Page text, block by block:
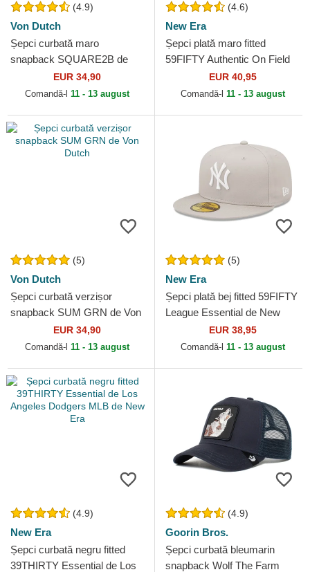
(4.9)
Von Dutch
Șepci curbată maro
snapback SQUARE2B de
Von DutchEUR 34,90
Comandă-l 11 - 13 august
(4.6)
New Era
Șepci plată maro fitted
59FIFTY Authentic On Field
de San Diego Padres MLB de
New Era
EUR 40,95
Comandă-l 11 - 13 august
(5)
Von Dutch
Șepci curbată verzișor
snapback SUM GRN de Von
EUR 34,90
Comandă-l 11 - 13 august
(5)
New Era
Șepci plată bej fitted 59FIFTY
League Essential de New
York Yankees MLB de New
Era
EUR 38,95
Comandă-l 11 - 13 august
(4.9)
New Era
Șepci curbată negru fitted
39THIRTY Essential de Los
(4.9)
Goorin Bros.
Șepci curbată bleumarin
snapback Wolf The Farm